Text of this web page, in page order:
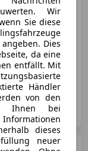
kW (385 PS)
Wir
Sie diese
Dies
da eine
entfällt. Mit
Händler
von den
Ihnen bei
dieses
neuer